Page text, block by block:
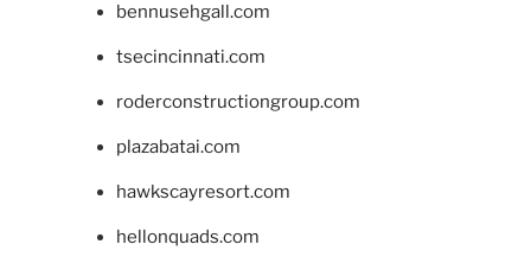
bennusehgall.com
tsecincinnati.com
roderconstructiongroup.com
plazabatai.com
hawkscayresort.com
hellonquads.com